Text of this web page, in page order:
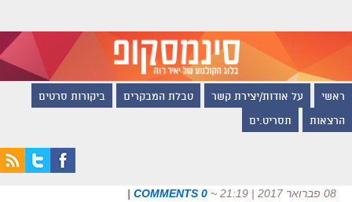
ראשי על אודות/יצירת קשר טבלת המבקרים ביקורות סרטים
הרצאות תסריט.ים
08 פברואר 2017 | 21:19 ~
0 COMMENTS
|